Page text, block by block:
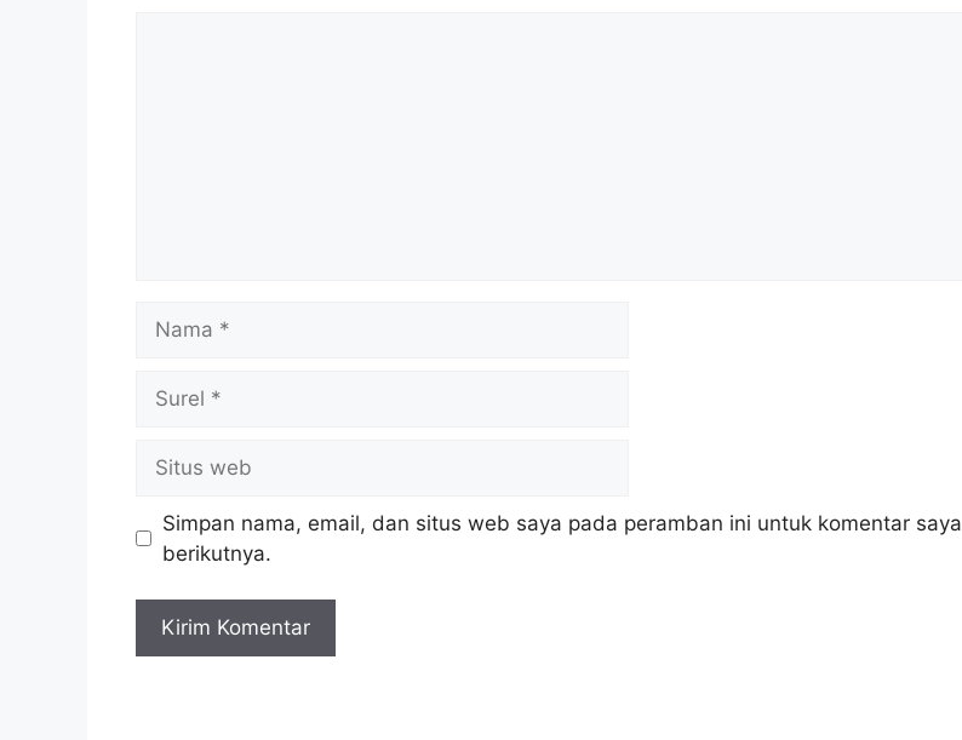
web
Simpan nama, email, dan situs web saya pada peramban ini untuk komentar saya
berikutnya.